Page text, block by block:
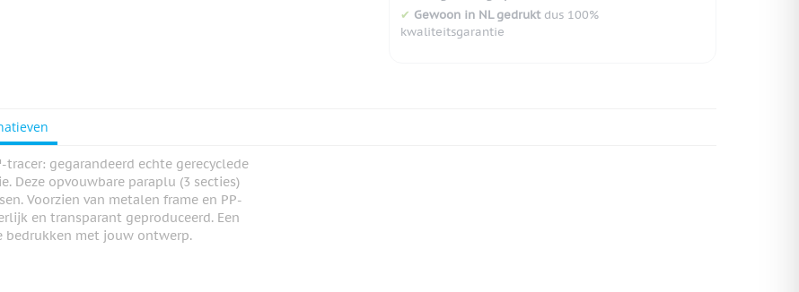
✔ Gewoon in NL gedruktdus 100%
kwaliteitsgarantie
gegarandeerd echte gerecyclede
Deze opvouwbare paraplu (3 secties)
Voorzien van metalen frame en PP-
en transparant geproduceerd. Een
bedrukken met jouw ontwerp.